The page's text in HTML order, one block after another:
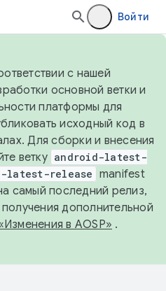
Войти
с нашей
основной ветки и
платформы для
исходный код в
Для сборки и внесения
ветку android-latest-
latest-release manifest
самый последний релиз,
дополнительной
в AOSP» .